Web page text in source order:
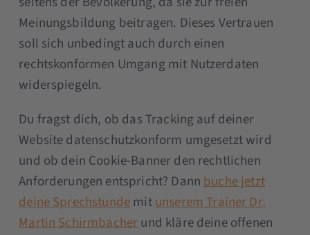
Meinungsbildung beitragen. Dieses Vertrauen
soll sich unbedingt auch durch einen
rechtskonformen Umgang mit Nutzerdaten
widerspiegeln.
Du fragst dich, ob das Tracking auf deiner
Website datenschutzkonform umgesetzt wird
und ob dein Cookie-Banner den rechtlichen
Anforderungen entspricht? Dannbuche jetzt
deine Sprechstundemitunserem Trainer Dr.
Martin Schirmbacherund kläre deine offenen